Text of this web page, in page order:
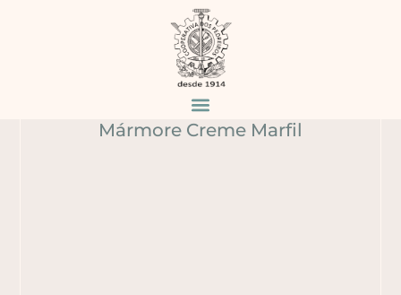
MÁRMORE CREME
MARFIL
Produtos
Mármore Creme Marfil